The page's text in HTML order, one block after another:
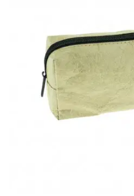
Minte Corp
New Illuminati Files
Numerologie
Paranormal
Parapsihologie